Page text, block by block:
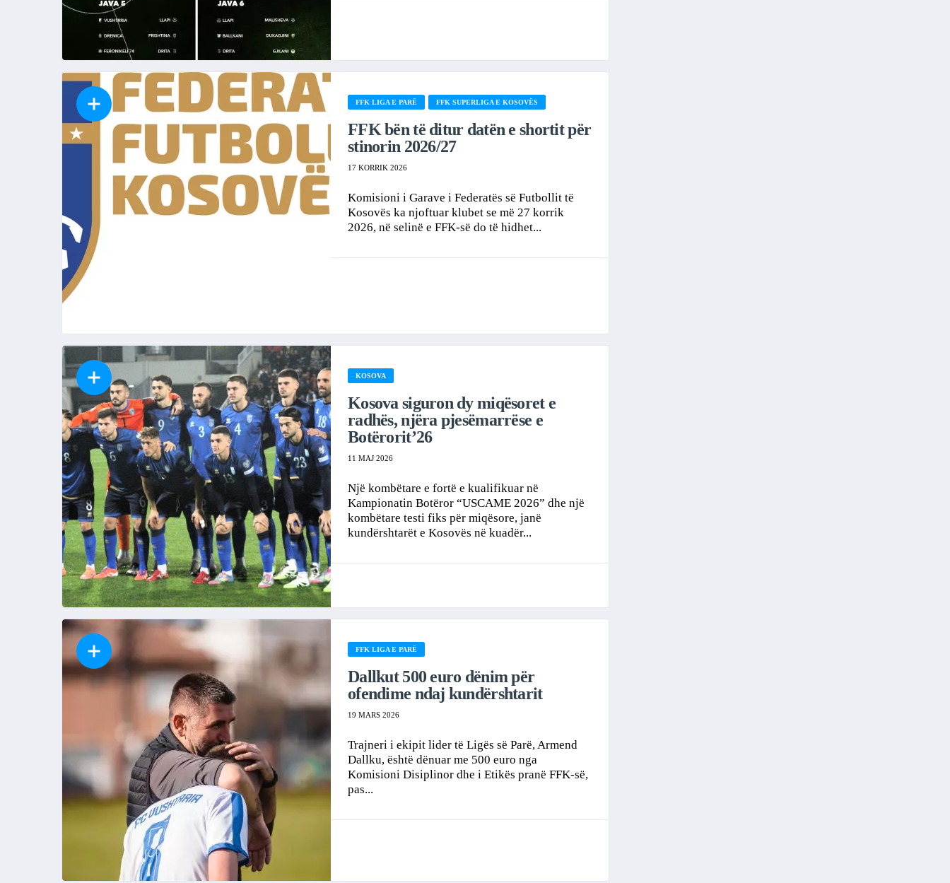
FFK LIGA E PARË FFK SUPERLIGA E KOSOVËS
FFK bën të ditur datën e shortit për
stinorin 2026/27
17 KORRIK 2026
Komisioni i Garave i Federatës së Futbollit të
Kosovës ka njoftuar klubet se më 27 korrik
2026, në selinë e FFK-së do të hidhet...
KOSOVA
Kosova siguron dy miqësoret e
radhës, njëra pjesëmarrëse e
Botërorit’26
11 MAJ 2026
Një kombëtare e fortë e kualifikuar në
Kampionatin Botëror “USCAME 2026” dhe një
kombëtare testi fiks për miqësore, janë
kundërshtarët e Kosovës në kuadër...
FFK LIGA E PARË
Dallkut 500 euro dënim për
ofendime ndaj kundërshtarit
19 MARS 2026
Trajneri i ekipit lider të Ligës së Parë, Armend
Dallku, është dënuar me 500 euro nga
Komisioni Disiplinor dhe i Etikës pranë FFK-së,
pas...